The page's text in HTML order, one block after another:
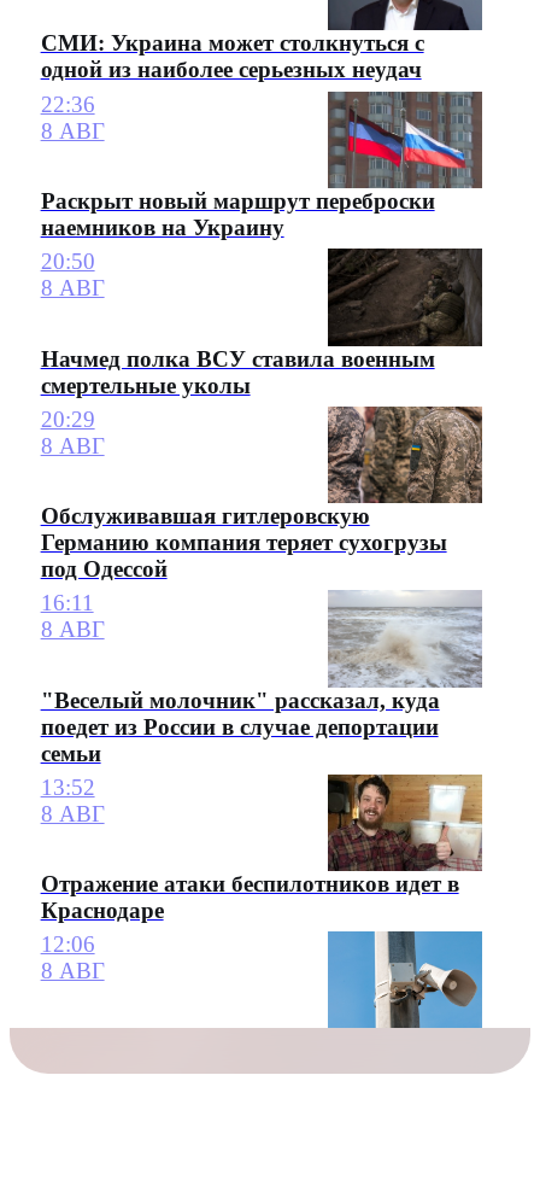
СМИ: Украина может столкнуться с
одной из наиболее серьезных неудач
22:36
8 АВГ
Раскрыт новый маршрут переброски
наемников на Украину
20:50
8 АВГ
Начмед полка ВСУ ставила военным
смертельные уколы
20:29
8 АВГ
Обслуживавшая гитлеровскую
Германию компания теряет сухогрузы
под Одессой
16:11
8 АВГ
"Веселый молочник" рассказал, куда
поедет из России в случае депортации
семьи
13:52
8 АВГ
Отражение атаки беспилотников идет в
Краснодаре
12:06
8 АВГ